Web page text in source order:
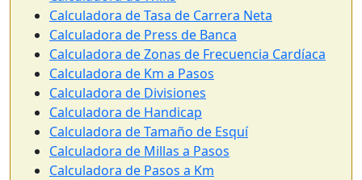
Calculadora de Tasa de Carrera Neta
Calculadora de Press de Banca
Calculadora de Zonas de Frecuencia Cardíaca
Calculadora de Km a Pasos
Calculadora de Divisiones
Calculadora de Handicap
Calculadora de Tamaño de Esquí
Calculadora de Millas a Pasos
Calculadora de Pasos a Km